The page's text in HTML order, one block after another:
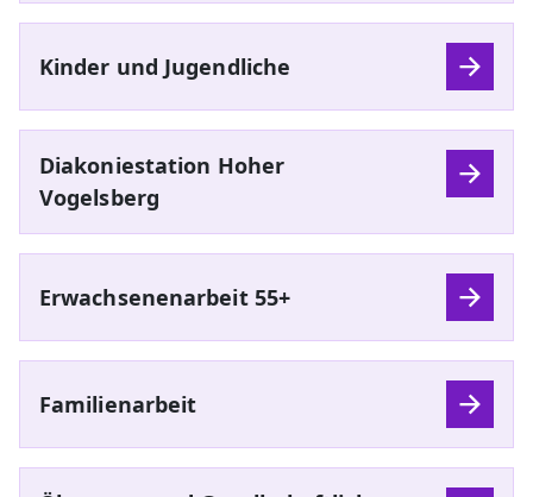
Kinder und Jugendliche
Diakoniestation Hoher
Vogelsberg
Erwachsenenarbeit 55+
Familienarbeit